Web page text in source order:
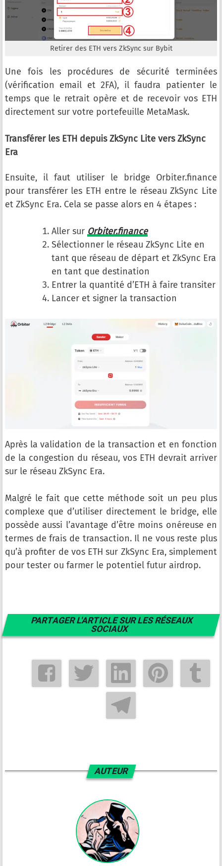
Retirer des ETH vers ZkSync sur Bybit
Une fois les procédures de sécurité terminées
(vérification email et 2FA), il faudra patienter le
temps que le retrait opère et de recevoir vos ETH
directement sur votre portefeuille MetaMask.
Transférer les ETH depuis ZkSync Lite vers ZkSync
Era
Ensuite, il faut utiliser le bridge Orbiter.finance
pour transférer les ETH entre le réseau ZkSync Lite
et ZkSync Era. Cela se passe alors en 4 étapes :
Aller sur Orbiter.finance
Sélectionner le réseau ZkSync Lite en
tant que réseau de départ et ZkSync Era
en tant que destination
Entrer la quantité d’ETH à faire transiter
Lancer et signer la transaction
Après la validation de la transaction et en fonction
de la congestion du réseau, vos ETH devrait arriver
sur le réseau ZkSync Era.
Malgré le fait que cette méthode soit un peu plus
complexe que d’utiliser directement le bridge, elle
possède aussi l’avantage d’être moins onéreuse en
termes de frais de transaction. Il ne vous reste plus
qu’à profiter de vos ETH sur ZkSync Era, simplement
pour tester ou farmer le potentiel futur airdrop.
PARTAGER L'ARTICLE SUR LES RÉSEAUX
SOCIAUX
AUTEUR